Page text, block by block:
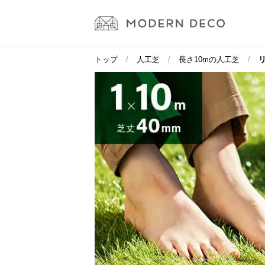
トップ 人工芝 長さ10mの人工芝